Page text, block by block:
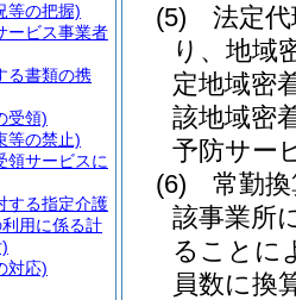
(5)
法定
り、地域
定地域密
該地域密
予防サー
(6)
常勤
該事業所
ることに
員数に換
等の把握)
ービス事業者
る書類の携
受領)
等の禁止)
領サービスに
する指定介護
用に係る計
対応)